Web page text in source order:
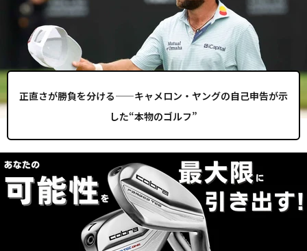
正直さが勝負を分ける——キャメロン・ヤングの自己申告が示
した“本物のゴルフ”